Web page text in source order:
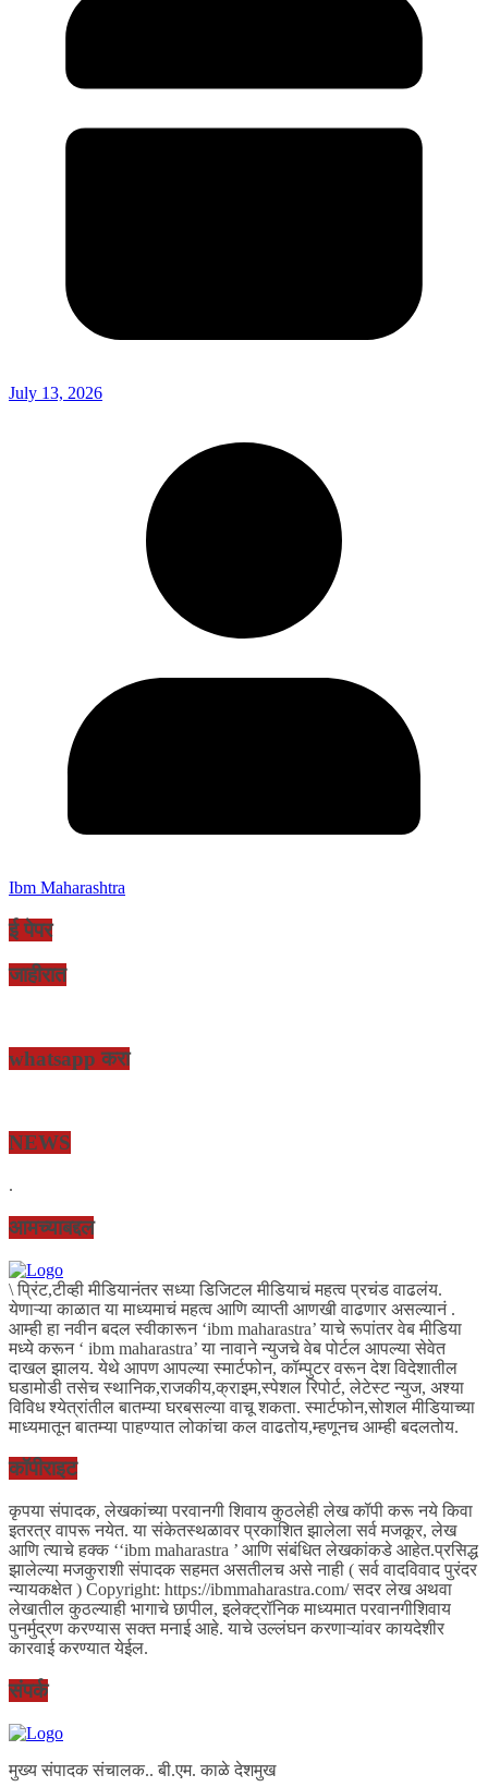
July 13, 2026
Ibm Maharashtra
ई पेपर
जाहीरात
whatsapp करा
NEWS
.
आमच्याबद्दल
\ प्रिंट,टीव्ही मीडियानंतर सध्या डिजिटल मीडियाचं महत्व प्रचंड वाढलंय.
येणाऱ्या काळात या माध्यमाचं महत्व आणि व्याप्ती आणखी वाढणार असल्यानं .
आम्ही हा नवीन बदल स्वीकारून ‘ibm maharastra’ याचे रूपांतर वेब मीडिया
मध्ये करून ‘ ibm maharastra’ या नावाने न्युजचे वेब पोर्टल आपल्या सेवेत
दाखल झालय. येथे आपण आपल्या स्मार्टफोन, कॉम्पुटर वरून देश विदेशातील
घडामोडी तसेच स्थानिक,राजकीय,क्राइम,स्पेशल रिपोर्ट, लेटेस्ट न्युज, अश्या
विविध श्येत्रांतील बातम्या घरबसल्या वाचू शकता. स्मार्टफोन,सोशल मीडियाच्या
माध्यमातून बातम्या पाहण्यात लोकांचा कल वाढतोय,म्हणूनच आम्ही बदलतोय.
कॉपीराइट
कृपया संपादक, लेखकांच्या परवानगी शिवाय कुठलेही लेख कॉपी करू नये किवा
इतरत्र वापरू नयेत. या संकेतस्थळावर प्रकाशित झालेला सर्व मजकूर, लेख
आणि त्याचे हक्क ‘‘ibm maharastra ’ आणि संबंधित लेखकांकडे आहेत.प्रसिद्ध
झालेल्या मजकुराशी संपादक सहमत असतीलच असे नाही ( सर्व वादविवाद पुरंदर
न्यायकक्षेत ) Copyright: https://ibmmaharastra.com/ सदर लेख अथवा
लेखातील कुठल्याही भागाचे छापील, इलेक्ट्रॉनिक माध्यमात परवानगीशिवाय
पुनर्मुद्रण करण्यास सक्त मनाई आहे. याचे उल्लंघन करणाऱ्यांवर कायदेशीर
कारवाई करण्यात येईल.
संपर्क
मुख्य संपादक संचालक.. बी.एम. काळे देशमुख